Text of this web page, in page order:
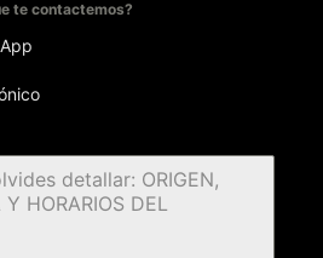
te contactemos?